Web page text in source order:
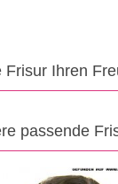
Frisur Ihren
passende